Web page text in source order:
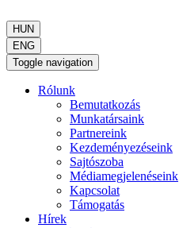
HUN
ENG
Toggle navigation
Rólunk
Bemutatkozás
Munkatársaink
Partnereink
Kezdeményezéseink
Sajtószoba
Médiamegjelenéseink
Kapcsolat
Támogatás
Hírek